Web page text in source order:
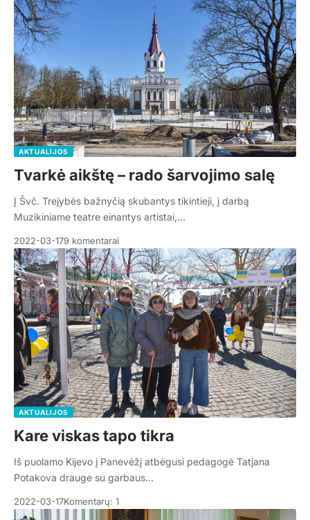
AKTUALIJOS
Tvarkė aikštę – rado šarvojimo salę
Į Švč. Trejybės bažnyčią skubantys tikintieji, į darbą
Muzikiniame teatre einantys artistai,…
2022-03-179 komentarai
AKTUALIJOS
Kare viskas tapo tikra
Iš puolamo Kijevo į Panevėžį atbėgusi pedagogė Tatjana
Potakova drauge su garbaus…
2022-03-17Komentarų: 1